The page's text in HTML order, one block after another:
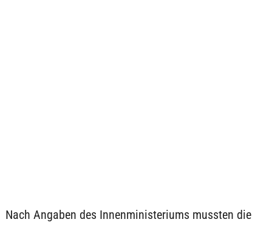
Nach Angaben des Innenministeriums mussten die